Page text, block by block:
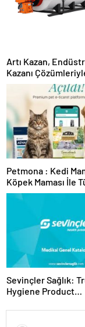
Artı Kazan,
Kazanı
Tesislerine Verimli
Sunuyor
Petmona : Kedi
Köpek Maması İle
Hayvan Ürünleri
Sevinçler Sağlık:
Hygiene Product